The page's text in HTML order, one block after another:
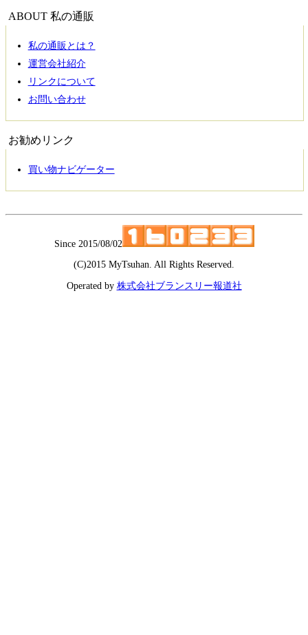
ABOUT 私の通販
私の通販とは？
運営会社紹介
リンクについて
お問い合わせ
お勧めリンク
買い物ナビゲーター
Since 2015/08/02
(C)2015 MyTsuhan. All Rights Reserved.
Operated by 株式会社ブランスリー報道社